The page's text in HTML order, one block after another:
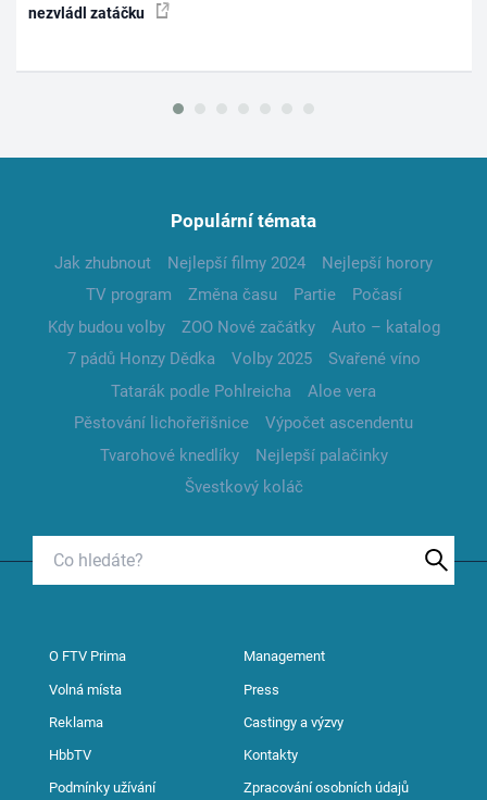
nezvládl zatáčku
Populární témata
Jak zhubnout Nejlepší filmy 2024
Nejlepší horory
TV program
Změna času Partie
Počasí
Kdy budou volby
ZOO Nové začátky
Auto – katalog
7 pádů Honzy Dědka
Volby 2025
Svařené víno
Tatarák podle Pohlreicha
Aloe vera
Pěstování lichořeřišnice
Výpočet ascendentu
Tvarohové knedlíky
Nejlepší palačinky
Švestkový koláč
O FTV Prima Management
Volná místa Press
Reklama Castingy a výzvy
HbbTV Kontakty
Podmínky užívání Zpracování osobních údajů